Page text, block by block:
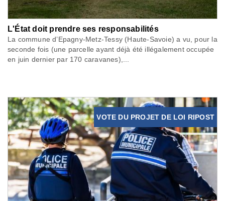
L'État doit prendre ses responsabilités
La commune d’Epagny-Metz-Tessy (Haute-Savoie) a vu, pour la
seconde fois (une parcelle ayant déjà été illégalement occupée
en juin dernier par 170 caravanes),...
VOTE DU PROJET DE LOI RIPOST